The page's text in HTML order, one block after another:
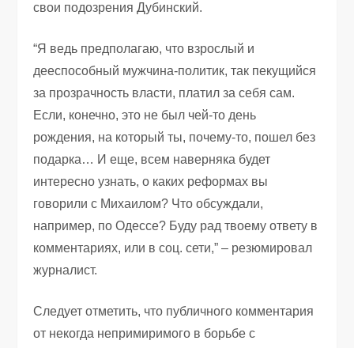
свои подозрения Дубинский.
“Я ведь предполагаю, что взрослый и
дееспособный мужчина-политик, так пекущийся
за прозрачность власти, платил за себя сам.
Если, конечно, это не был чей-то день
рождения, на который ты, почему-то, пошел без
подарка… И еще, всем наверняка будет
интересно узнать, о каких реформах вы
говорили с Михаилом? Что обсуждали,
например, по Одессе? Буду рад твоему ответу в
комментариях, или в соц. сети,” – резюмировал
журналист.
Следует отметить, что публичного комментария
от некогда непримиримого в борьбе с